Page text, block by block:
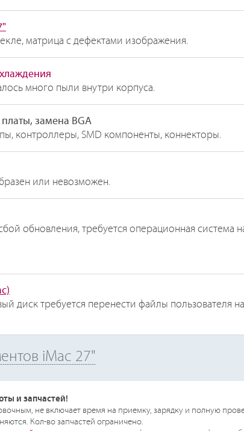
матрица с дефектами изображения.
много пыли внутри корпуса.
замена BGA
контроллеры, SMD компоненты, коннекторы.
или невозможен.
обновления, требуется операционная система
диск требуется перенести файлы пользователя
iMac 27"
и запчастей!
не включает время на приемку, зарядку и полную
Кол-во запчастей ограничено.